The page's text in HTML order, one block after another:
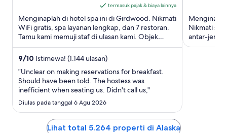
malam
dari
6
Sep
Sep
termasuk pajak & biaya lainnya
Menginaplah di hotel spa ini di Girdwood. Nikmati
WiFi gratis, spa layanan lengkap, dan 7 restoran.
Tamu kami memuji staf di ulasan kami. Objek
wisata populer ...
9/10 Istimewa! (1.144 ulasan)
"Unclear on making reservations for breakfast.
Should have been told. The hostess was
inefficient when seating us. Didn't call us,"
Diulas pada tanggal 6 Agu 2026
Nikmati
antar-
sarapan
Lihat total 5.264 properti di Alaska